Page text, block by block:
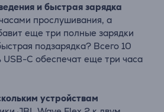
и быстрая зарядка
прослушивания, а
еще три полные зарядки
подзарядка? Всего 10
USB-C обеспечат еще три часа
устройствам